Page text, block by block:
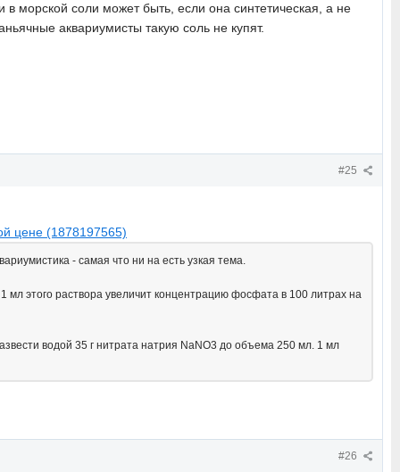
морской соли может быть, если она синтетическая, а не
аквариумисты такую соль не купят.
#25
цене (1878197565)
- самая что ни на есть узкая тема.
этого раствора увеличит концентрацию фосфата в 100 литрах на
водой 35 г нитрата натрия NaNO3 до объема 250 мл. 1 мл
#26